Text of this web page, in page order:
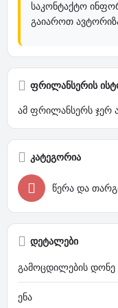
საკონტაქტო
გაიაროთ
ფრილანსერის
ამ ფრილანსერს ჯერ
კატეგორია
წერა და
დეტალები
გამოცდილების დონე
ენა